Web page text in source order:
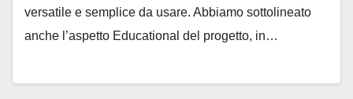
versatile e semplice da usare. Abbiamo sottolineato
anche l’aspetto Educational del progetto, in…